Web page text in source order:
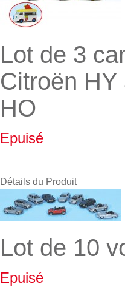
Lot de 3
Citroën
HO
Epuisé
Détails du Produit
Lot de 10
Epuisé